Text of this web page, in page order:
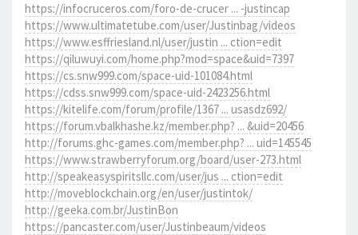
https://infocruceros.com/foro-de-crucer ... -justincap
https://www.ultimatetube.com/user/Justinbag/videos
https://www.esffriesland.nl/user/justin ... ction=edit
https://qiluwuyi.com/home.php?mod=space&uid=7397
https://cs.snw999.com/space-uid-101084.html
https://cdss.snw999.com/space-uid-2423256.html
https://kitelife.com/forum/profile/1367 ... usasdz692/
https://forum.vbalkhashe.kz/member.php? ... &uid=20456
http://forums.ghc-games.com/member.php? ... uid=145545
https://www.strawberryforum.org/board/user-273.html
http://speakeasyspiritsllc.com/user/jus ... ction=edit
http://moveblockchain.org/en/user/justintok/
http://geeka.com.br/JustinBon
https://pancaster.com/user/Justinbeaum/videos